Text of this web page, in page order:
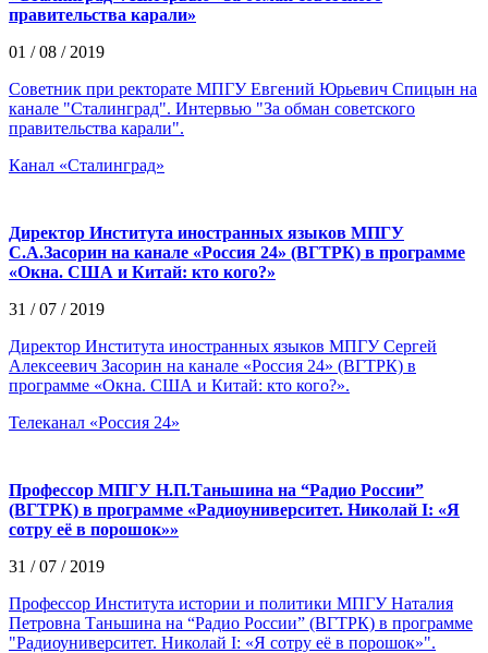
правительства карали»
01 / 08 / 2019
Советник при ректорате МПГУ Евгений Юрьевич Спицын на
канале "Сталинград". Интервью "За обман советского
правительства карали".
Канал «Сталинград»
Директор Института иностранных языков МПГУ
С.А.Засорин на канале «Россия 24» (ВГТРК) в программе
«Окна. США и Китай: кто кого?»
31 / 07 / 2019
Директор Института иностранных языков МПГУ Сергей
Алексеевич Засорин на канале «Россия 24» (ВГТРК) в
программе «Окна. США и Китай: кто кого?».
Телеканал «Россия 24»
Профессор МПГУ Н.П.Таньшина на “Радио России”
(ВГТРК) в программе «Радиоуниверситет. Николай I: «Я
сотру её в порошок»»
31 / 07 / 2019
Профессор Института истории и политики МПГУ Наталия
Петровна Таньшина на “Радио России” (ВГТРК) в программе
"Радиоуниверситет. Николай I: «Я сотру её в порошок»".